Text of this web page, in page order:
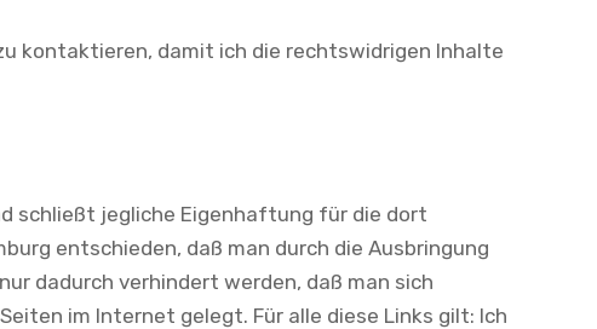
kontaktieren, damit ich die rechtswidrigen Inhalte
schließt jegliche Eigenhaftung für die dort
entschieden, daß man durch die Ausbringung
dadurch verhindert werden, daß man sich
im Internet gelegt. Für alle diese Links gilt: Ich